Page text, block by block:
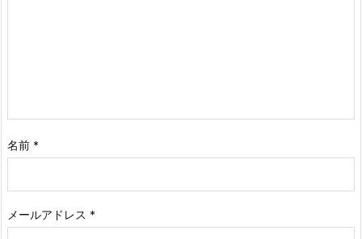
名前 *
メールアドレス *